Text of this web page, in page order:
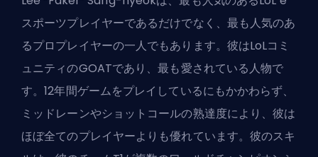
スポーツプレイヤーであるだけでなく、最も人気のあ
るプロプレイヤーの一人でもあります。彼はLoLコミ
ュニティのGOATであり、最も愛されている人物で
す。12年間ゲームをプレイしているにもかかわらず、
ミッドレーンやショットコールの熟達度により、彼は
ほぼ全てのプレイヤーよりも優れています。彼のスキ